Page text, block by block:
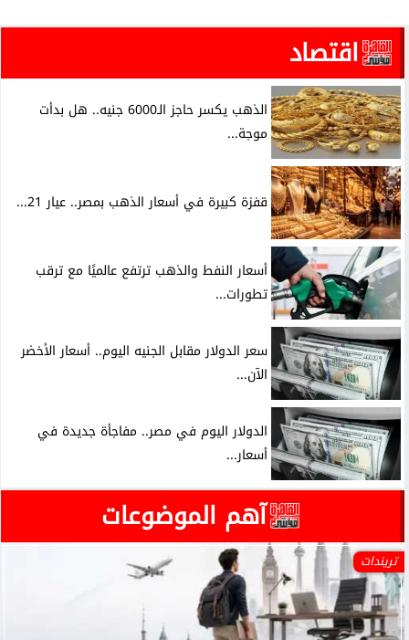
اقتصاد
الذهب يكسر حاجز الـ6000 جنيه.. هل بدأت
موجة...
قفزة كبيرة في أسعار الذهب بمصر.. عيار 21...
أسعار النفط والذهب ترتفع عالميًا مع ترقب
تطورات...
سعر الدولار مقابل الجنيه اليوم.. أسعار الأخضر
الآن...
الدولار اليوم في مصر.. مفاجأة جديدة في
أسعار...
آهم الموضوعات
تريندات